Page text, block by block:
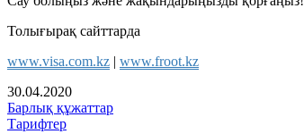
Толығырақ сайттарда
www.visa.com.kz | www.froot.kz
30.04.2020
Барлық құжаттар
Тарифтер